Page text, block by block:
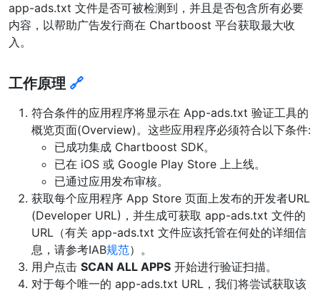
app-ads.txt 文件是否可被检测到，并且是否包含所有必要
内容，以帮助广告发行商在 Chartboost 平台获取最大收
入。
工作原理 🔗
符合条件的应用程序将显示在 App-ads.txt 验证工具的
概览页面(Overview)。这些应用程序必须符合以下条件:
已成功集成 Chartboost SDK。
已在 iOS 或 Google Play Store 上上线。
已通过应用发布审核。
获取每个应用程序 App Store 页面上发布的开发者URL
(Developer URL)，并生成可获取 app-ads.txt 文件的
URL（有关 app-ads.txt 文件应该托管在何处的详细信
息，请参考IAB规范）。
用户点击 SCAN ALL APPS 开始进行验证扫描。
对于每个唯一的 app-ads.txt URL，我们将尝试获取该